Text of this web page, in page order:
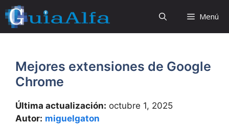
Saltar
al
contenido
Menú
Mejores extensiones de Google
Chrome
Última actualización: octubre 1, 2025
Autor: miguelgaton